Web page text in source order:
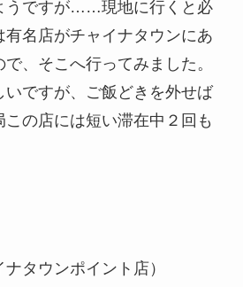
うですが……現地に行くと必
名店がチャイナタウンにあ
、そこへ行ってみました。
ですが、ご飯どきを外せば
の店には短い滞在中２回も
タウンポイント店）